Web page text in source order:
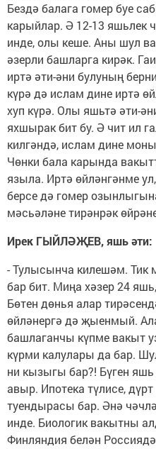
Бездә балага гомер буе
карыйлар. Ә 12-13 яшьлек
инде, олы кеше. Аны шул
әзерли башларга кирәк.
иртә әти-әни бу­луның
күрә дә ислам дине иртә
хуп күрә. Олы яшьтә әти-
яхшырак бит бу. Ә чит ил
килгәндә, ислам дине
Чөнки бала карында
языла. Иртә өйләнгәнме
берсе дә гомер
мәсьәләне тирәнрәк
Ирек ГЫЙЛӘҖЕВ, яшь әти:
- Тулысынча килешәм. Тик
бар бит. Миңа хәзер 24
Бөтен дөнья алар
өйләнергә дә җыенмый.
башлаганчы күпме вакыт
күрми калулары да бар.
ни кызыгы бар?! Бүген
авыр. Ипотека түлисе,
туендырасы бар. Әнә
инде. Биологик вакытны
Финляндия бе­лән